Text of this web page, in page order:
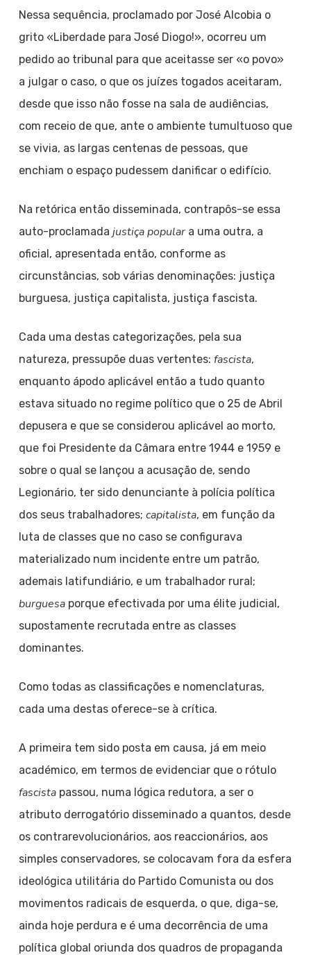
Nessa sequência, proclamado por José Alcobia o
grito «Liberdade para José Diogo!», ocorreu um
pedido ao tribunal para que aceitasse ser «o povo»
a julgar o caso, o que os juízes togados aceitaram,
desde que isso não fosse na sala de audiências,
com receio de que, ante o ambiente tumultuoso que
se vivia, as largas centenas de pessoas, que
enchiam o espaço pudessem danificar o edifício.
Na retórica então disseminada, contrapôs-se essa
auto-proclamada justiça populara uma outra, a
oficial, apresentada então, conforme as
circunstâncias, sob várias denominações: justiça
burguesa, justiça capitalista, justiça fascista.
Cada uma destas categorizações, pela sua
natureza, pressupõe duas vertentes: fascista,
enquanto ápodo aplicável então a tudo quanto
estava situado no regime político que o 25 de Abril
depusera e que se considerou aplicável ao morto,
que foi Presidente da Câmara entre 1944 e 1959 e
sobre o qual se lançou a acusação de, sendo
Legionário, ter sido denunciante à polícia política
dos seus trabalhadores; capitalista, em função da
luta de classes que no caso se configurava
materializado num incidente entre um patrão,
ademais latifundiário, e um trabalhador rural;
burguesaporque efectivada por uma élite judicial,
supostamente recrutada entre as classes
dominantes.
Como todas as classificações e nomenclaturas,
cada uma destas oferece-se à crítica.
A primeira tem sido posta em causa, já em meio
académico, em termos de evidenciar que o rótulo
fascistapassou, numa lógica redutora, a ser o
atributo derrogatório disseminado a quantos, desde
os contrarevolucionários, aos reaccionários, aos
simples conservadores, se colocavam fora da esfera
ideológica utilitária do Partido Comunista ou dos
movimentos radicais de esquerda, o que, diga-se,
ainda hoje perdura e é uma decorrência de uma
política global oriunda dos quadros de propaganda